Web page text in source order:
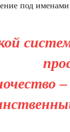
под